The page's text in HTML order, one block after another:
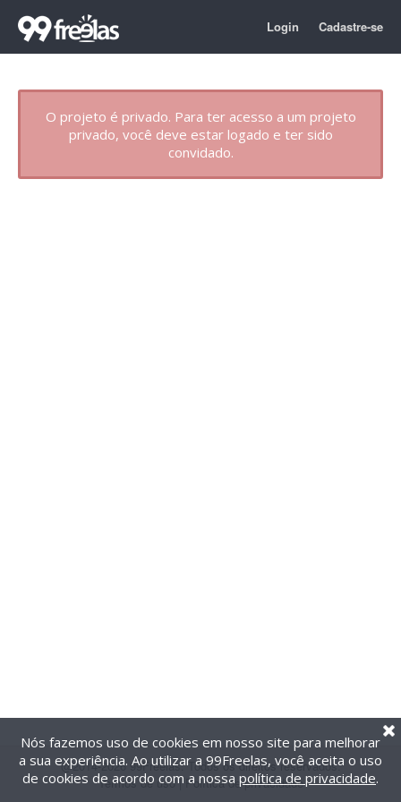
Login Cadastre-se
O projeto é privado. Para ter acesso a um projeto
privado, você deve estar logado e ter sido
convidado.
@2014-2026 99Freelas. Todos os direitos reservados.
Termos de uso| Política de privacidade
Nós fazemos uso de cookies em nosso site para melhorar
a sua experiência. Ao utilizar a 99Freelas, você aceita o uso
de cookies de acordo com a nossa política de privacidade.